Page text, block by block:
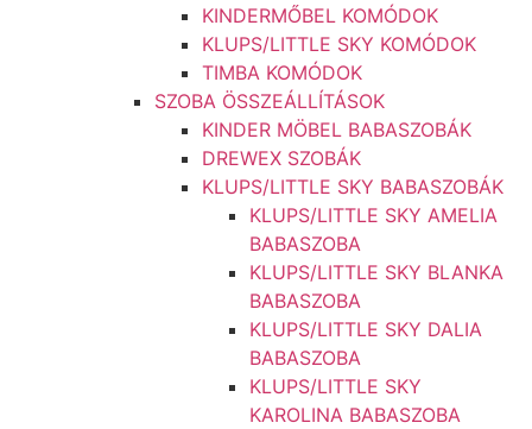
KINDERMŐBEL KOMÓDOK
KLUPS/LITTLE SKY KOMÓDOK
TIMBA KOMÓDOK
SZOBA ÖSSZEÁLLÍTÁSOK
KINDER MÖBEL BABASZOBÁK
DREWEX SZOBÁK
KLUPS/LITTLE SKY BABASZOBÁK
KLUPS/LITTLE SKY AMELIA
BABASZOBA
KLUPS/LITTLE SKY BLANKA
BABASZOBA
KLUPS/LITTLE SKY DALIA
BABASZOBA
KLUPS/LITTLE SKY
KAROLINA BABASZOBA